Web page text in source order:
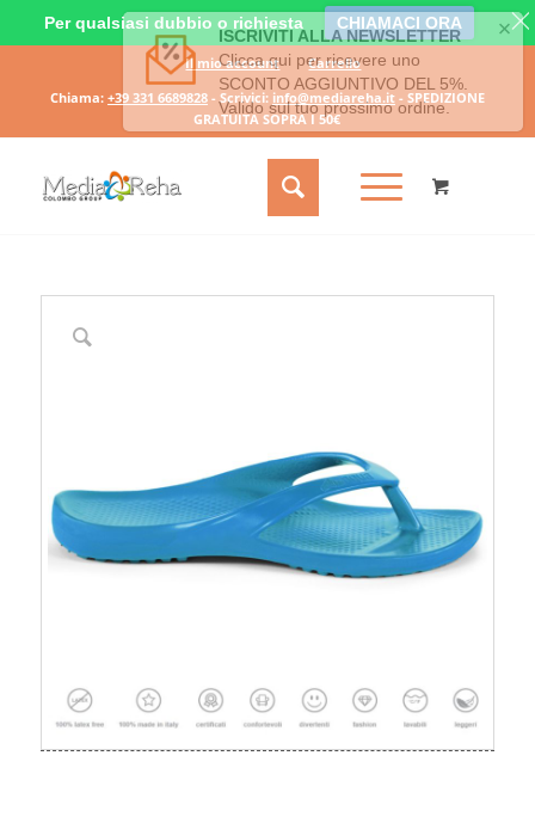
Il mio account
Carrello
Chiama: +39 331 6689828- Scrivici: info@mediareha.it- SPEDIZIONE
GRATUITA SOPRA I 50€
Per qualsiasi dubbio o richiesta CHIAMACI ORA